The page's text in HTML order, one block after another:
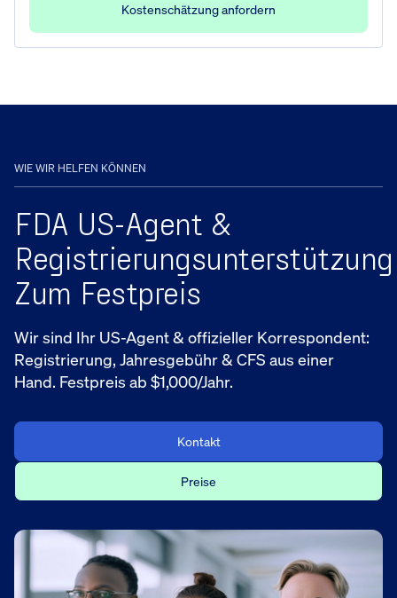
Kostenschätzung anfordern
WIE WIR HELFEN KÖNNEN
FDA US-Agent &
Registrierungsunterstützung
Zum Festpreis
Wir sind Ihr US-Agent & offizieller Korrespondent:
Registrierung, Jahresgebühr & CFS aus einer
Hand. Festpreis ab $1,000/Jahr.
Kontakt
Preise